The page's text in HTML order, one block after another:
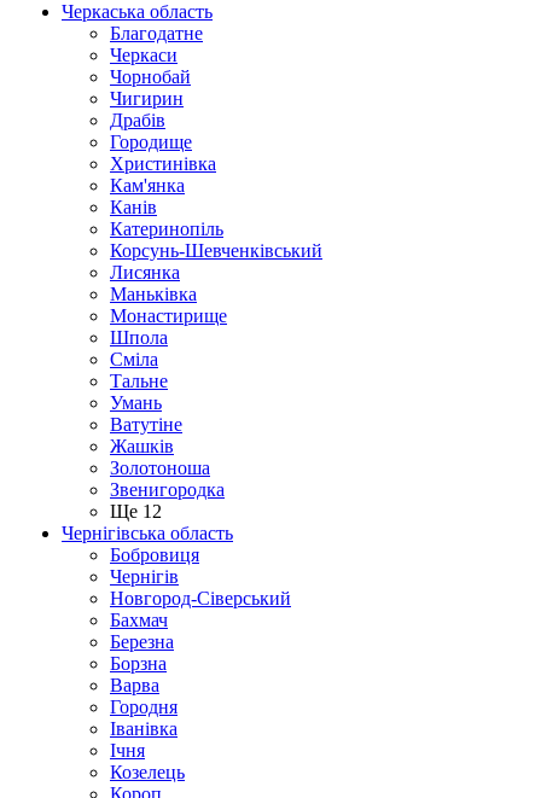
Черкаська область
Благодатне
Черкаси
Чорнобай
Чигирин
Драбів
Городище
Христинівка
Кам'янка
Канів
Катеринопіль
Корсунь-Шевченківський
Лисянка
Маньківка
Монастирище
Шпола
Сміла
Тальне
Умань
Ватутіне
Жашків
Золотоноша
Звенигородка
Ще 12
Чернігівська область
Бобровиця
Чернігів
Новгород-Сіверський
Бахмач
Березна
Борзна
Варва
Городня
Іванівка
Ічня
Козелець
Короп